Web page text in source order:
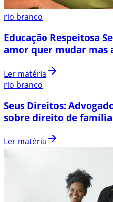
rio branco
Educação Respeitosa
amor quer mudar mas
Ler matéria
rio branco
Seus Direitos:
sobre direito de família
Ler matéria